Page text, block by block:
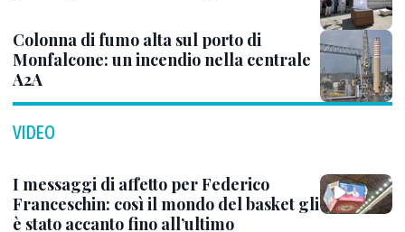
Colonna di fumo alta sul porto di
Monfalcone: un incendio nella centrale
A2A
VIDEO
I messaggi di affetto per Federico
Franceschin: così il mondo del basket gli
è stato accanto fino all’ultimo